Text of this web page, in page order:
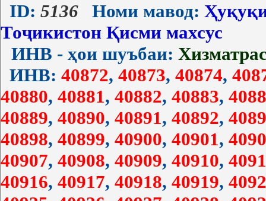
ID: 5136 Номи мавод:
Тоҷикистон Қисми махсус
ИНВ - ҳои шуъбаи:
ИНВ: 40872, 40873, 40874,
40880, 40881, 40882, 40883,
40889, 40890, 40891, 40892,
40898, 40899, 40900, 40901,
40907, 40908, 40909, 40910,
40916, 40917, 40918, 40919,